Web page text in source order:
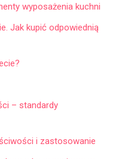
wyposażenia kuchni
Jak kupić odpowiednią
– standardy
i zastosowanie